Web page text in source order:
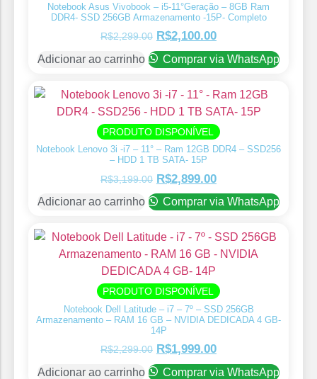
Notebook Asus Vivobook – i5-11°Geração – 8GB Ram
DDR4- SSD 256GB Armazenamento -15P- Completo
R$2,299.00 R$2,100.00
Adicionar ao carrinho Comprar via WhatsApp
PRODUTO DISPONÍVEL
Notebook Lenovo 3i -i7 – 11° – Ram 12GB DDR4 – SSD256
– HDD 1 TB SATA- 15P
R$3,199.00 R$2,899.00
Adicionar ao carrinho Comprar via WhatsApp
PRODUTO DISPONÍVEL
Notebook Dell Latitude – i7 – 7º – SSD 256GB
Armazenamento – RAM 16 GB – NVIDIA DEDICADA 4 GB-
14P
R$2,299.00 R$1,999.00
Adicionar ao carrinho Comprar via WhatsApp